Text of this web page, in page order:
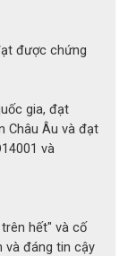
được chứng
gia, đạt
Châu Âu và đạt
và
hết" và cố
và đáng tin cậy